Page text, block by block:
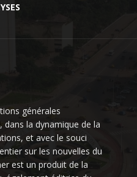
générales
dans la dynamique de la
et avec le souci
sur les nouvelles du
est un produit de la